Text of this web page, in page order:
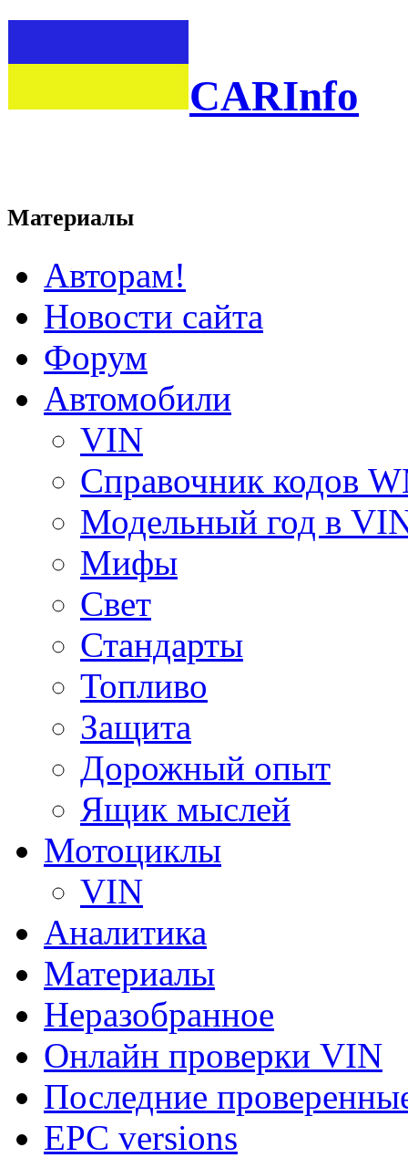
CARInfo
Материалы
Авторам!
Новости сайта
Форум
Автомобили
VIN
Справочник кодов
Модельный год в
Мифы
Свет
Стандарты
Топливо
Защита
Дорожный опыт
Ящик мыслей
Мотоциклы
VIN
Аналитика
Материалы
Неразобранное
Онлайн проверки VIN
Последние
EPC versions